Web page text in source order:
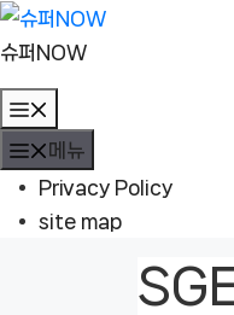
컨
텐
츠
로
건
슈퍼NOW
뉴
메뉴
Privacy Policy
site map